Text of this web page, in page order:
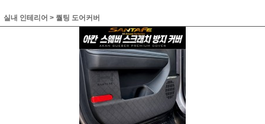
실내 인테리어 > 퀄팅 도어커버